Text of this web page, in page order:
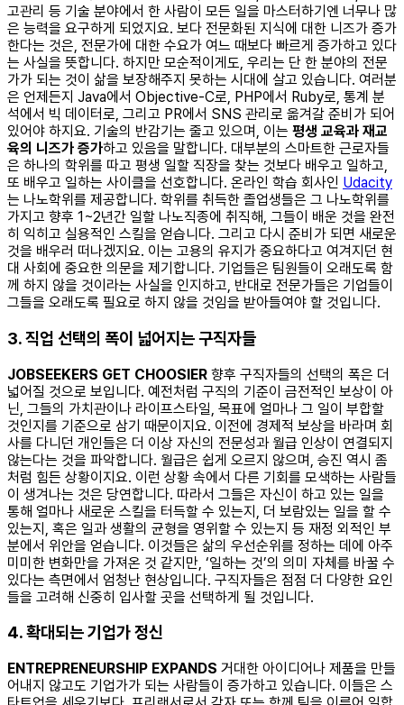
고관리 등 기술 분야에서 한 사람이 모든 일을 마스터하기엔 너무나 많
은 능력을 요구하게 되었지요. 보다 전문화된 지식에 대한 니즈가 증가
한다는 것은, 전문가에 대한 수요가 여느 때보다 빠르게 증가하고 있다
는 사실을 뜻합니다. 하지만 모순적이게도, 우리는 단 한 분야의 전문
가가 되는 것이 삶을 보장해주지 못하는 시대에 살고 있습니다. 여러분
은 언제든지 Java에서 Objective-C로, PHP에서 Ruby로, 통계 분
석에서 빅 데이터로, 그리고 PR에서 SNS 관리로 옮겨갈 준비가 되어
있어야 하지요. 기술의 반감기는 줄고 있으며, 이는 평생 교육과 재교
육의 니즈가 증가하고 있음을 말합니다. 대부분의 스마트한 근로자들
은 하나의 학위를 따고 평생 일할 직장을 찾는 것보다 배우고 일하고,
또 배우고 일하는 사이클을 선호합니다. 온라인 학습 회사인 Udacity
는 나노학위를 제공합니다. 학위를 취득한 졸업생들은 그 나노학위를
가지고 향후 1~2년간 일할 나노직종에 취직해, 그들이 배운 것을 완전
히 익히고 실용적인 스킬을 얻습니다. 그리고 다시 준비가 되면 새로운
것을 배우러 떠나겠지요. 이는 고용의 유지가 중요하다고 여겨지던 현
대 사회에 중요한 의문을 제기합니다. 기업들은 팀원들이 오래도록 함
께 하지 않을 것이라는 사실을 인지하고, 반대로 전문가들은 기업들이
그들을 오래도록 필요로 하지 않을 것임을 받아들여야 할 것입니다.
3. 직업 선택의 폭이 넓어지는 구직자들
JOBSEEKERS GET CHOOSIER 향후 구직자들의 선택의 폭은 더
넓어질 것으로 보입니다. 예전처럼 구직의 기준이 금전적인 보상이 아
닌, 그들의 가치관이나 라이프스타일, 목표에 얼마나 그 일이 부합할
것인지를 기준으로 삼기 때문이지요. 이전에 경제적 보상을 바라며 회
사를 다니던 개인들은 더 이상 자신의 전문성과 월급 인상이 연결되지
않는다는 것을 파악합니다. 월급은 쉽게 오르지 않으며, 승진 역시 좀
처럼 힘든 상황이지요. 이런 상황 속에서 다른 기회를 모색하는 사람들
이 생겨나는 것은 당연합니다. 따라서 그들은 자신이 하고 있는 일을
통해 얼마나 새로운 스킬을 터득할 수 있는지, 더 보람있는 일을 할 수
있는지, 혹은 일과 생활의 균형을 영위할 수 있는지 등 재정 외적인 부
분에서 위안을 얻습니다. 이것들은 삶의 우선순위를 정하는 데에 아주
미미한 변화만을 가져온 것 같지만, ‘일하는 것’의 의미 자체를 바꿀 수
있다는 측면에서 엄청난 현상입니다. 구직자들은 점점 더 다양한 요인
들을 고려해 신중히 입사할 곳을 선택하게 될 것입니다.
4. 확대되는 기업가 정신
ENTREPRENEURSHIP EXPANDS 거대한 아이디어나 제품을 만들
어내지 않고도 기업가가 되는 사람들이 증가하고 있습니다. 이들은 스